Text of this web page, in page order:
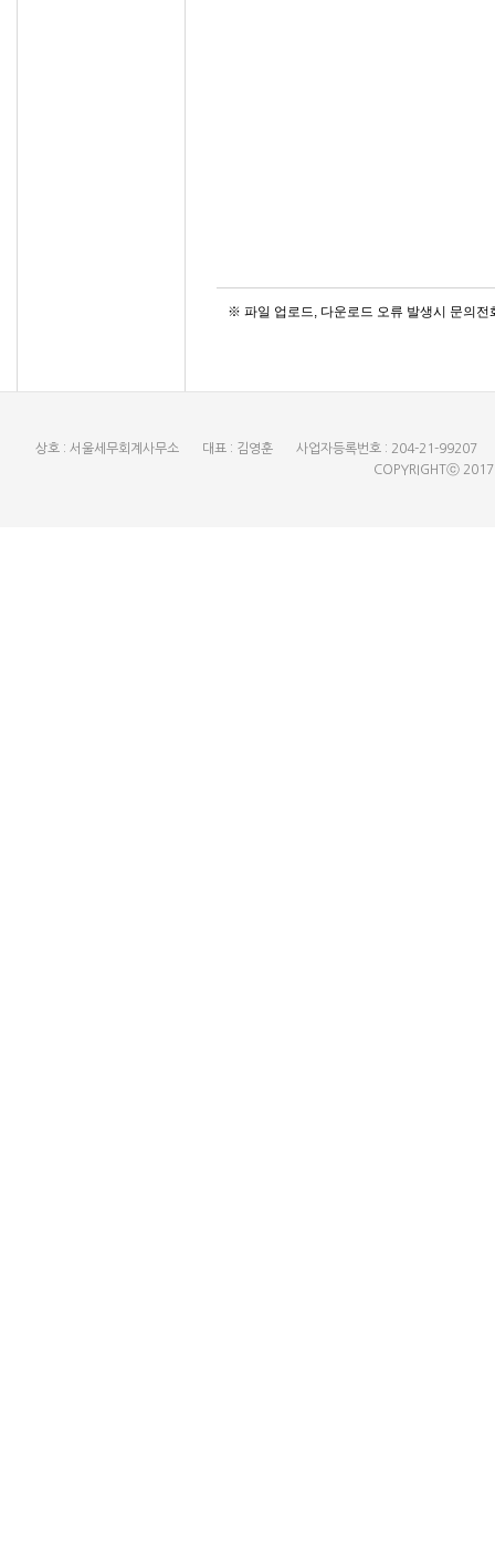
※ 파일 업로드, 다운로드 오류 발생시 문의
상호 : 서울세무회계사무소 대표 : 김영훈
사업자등록번호 : 204-21-99207
COPYRIGHTⓒ 2017